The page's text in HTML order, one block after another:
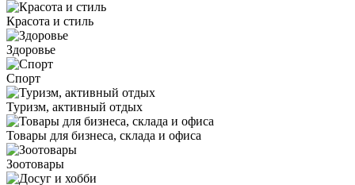
Красота и стиль
Здоровье
Спорт
Туризм, активный отдых
Товары для бизнеса, склада и офиса
Зоотовары